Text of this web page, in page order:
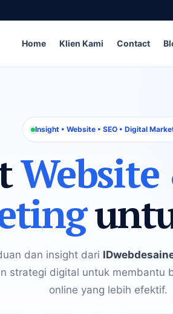
Home Klien Kami Contact
Insight • Website • SEO • Digital
dan insight dari
strategi digital untuk membantu
online yang lebih efektif.